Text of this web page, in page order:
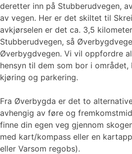
deretter inn på Stubberudvegen,
av vegen. Her er det skiltet til
avkjørselen er det ca. 3,5
Stubberudvegen, så
Øverbygdvegen. Vi vil oppfordre
hensyn til dem som bor i området,
kjøring og parkering.
Fra Øverbygda er det to
avhengig av føre og
finne din egen veg gjennom
med kart/kompass eller en
eller Varsom regobs).